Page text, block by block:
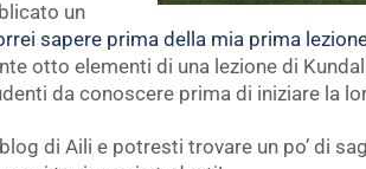
un
sapere prima della mia prima
otto elementi di una lezione di
da conoscere prima di iniziare la
di Aili e potresti trovare un po’ di